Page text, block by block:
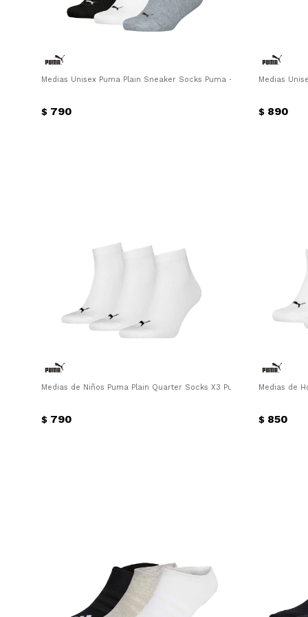
Medias Unisex Puma Plain Sneaker Socks Puma - Negro - Blanco -
$ 790
Medias
$ 890
Medias de Niños Puma Plain Quarter Socks X3 Puma - Blanco
$ 790
Medias de
$ 850